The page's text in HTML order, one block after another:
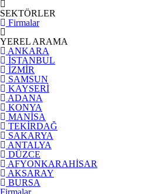
SEKTÖRLER
Firmalar
YEREL ARAMA
ANKARA
İSTANBUL
İZMİR
SAMSUN
KAYSERİ
ADANA
KONYA
MANİSA
TEKİRDAĞ
SAKARYA
ANTALYA
DÜZCE
AFYONKARAHİSAR
AKSARAY
BURSA
Firmalar